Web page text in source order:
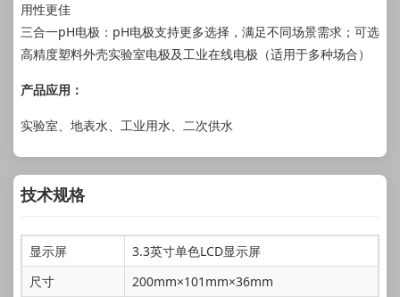
用性更佳
三合一pH电极：pH电极支持更多选择，满足不同场景需求；可选
高精度塑料外壳实验室电极及工业在线电极（适用于多种场合）
产品应用：
实验室、地表水、工业用水、二次供水
技术规格
显示屏
3.3英寸单色LCD显示屏
尺寸
200mm×101mm×36mm